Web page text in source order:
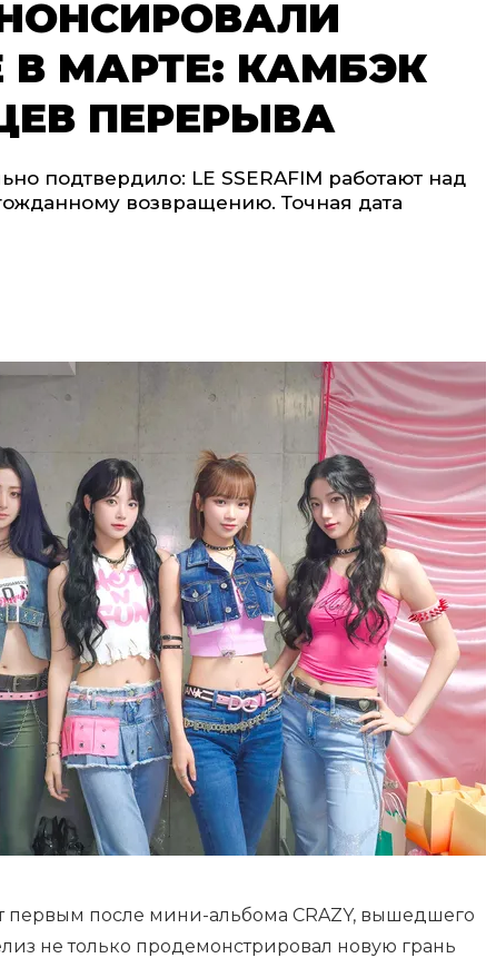
МАРТЕ: КАМБЭК
ПЕРЕРЫВА
подтвердило: LE SSERAFIM работают над
возвращению. Точная дата
первым после мини-альбома CRAZY, вышедшего
не только продемонстрировал новую грань